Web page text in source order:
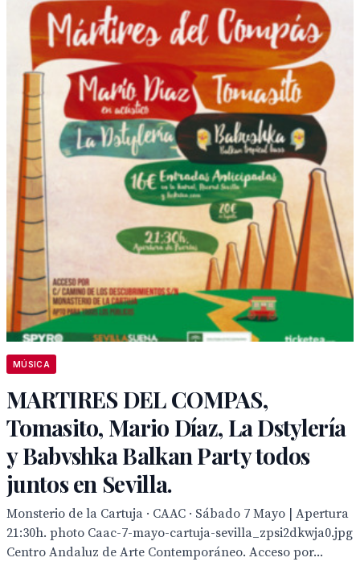
MÚSICA
MARTIRES DEL COMPAS,
Tomasito, Mario Díaz, La Dstylería
y Babvshka Balkan Party todos
juntos en Sevilla.
Monsterio de la Cartuja · CAAC · Sábado 7 Mayo | Apertura
21:30h. photo Caac-7-mayo-cartuja-sevilla_zpsi2dkwja0.jpg
Centro Andaluz de Arte Contemporáneo. Acceso por...